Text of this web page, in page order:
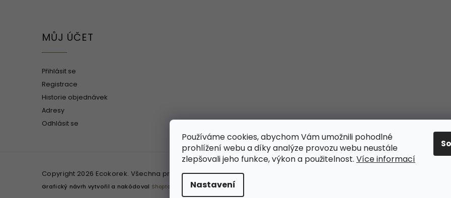
Používáme cookies, abychom Vám umožnili pohodlné
prohlížení webu a díky analýze provozu webu neustále
zlepšovali jeho funkce, výkon a použitelnost. Více informací
Nastavení
MŮJ ÚČET
Přihlásit se
Registrace
Historie objednávek
Adresy
Odhlásit se
Copyright 2026 Ecokorek. Všechna práva vyhrazena.
Grafický návrh vytvořil a nakódoval Shoptak.cz